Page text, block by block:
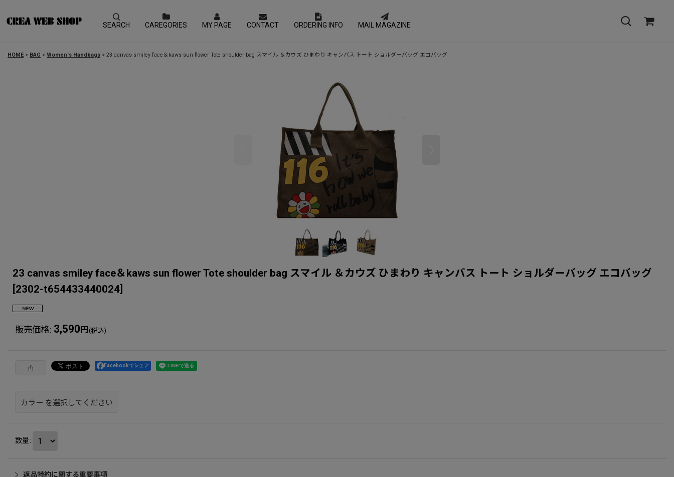
SEARCH CAREGORIES MY PAGE CONTACT ORDERING INFO MAIL MAGAZINE
HOME > BAG > Women's Handbags > 23 canvas smiley face＆kaws sun flower Tote shoulder bag スマイル ＆カウズ ひまわり キャンバス トート ショルダーバッグ エコバッグ
23 canvas smiley face＆kaws sun flower Tote shoulder bag スマイル ＆カウズ ひまわり キャンバス トート ショルダーバッグ エコバッグ
[2302-t654433440024]
販売価格: 3,590 円 (税込)
Facebookでシェア
カラー を選択してください
数量:
返品特約に関する重要事項